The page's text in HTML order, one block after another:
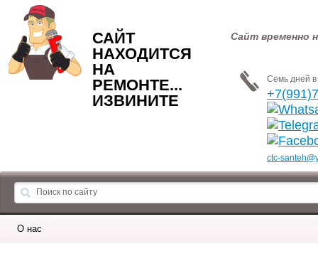
САЙТ
НАХОДИТСЯ
НА
РЕМОНТЕ...
ИЗВИНИТЕ
Сайт временно
Семь дней
ctc-
О нас